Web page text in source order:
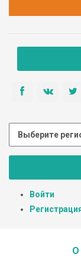
Войти
О